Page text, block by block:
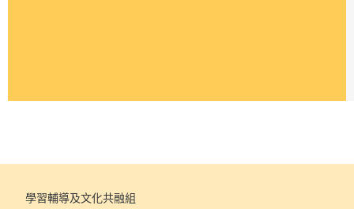
學習輔導及文化共融組